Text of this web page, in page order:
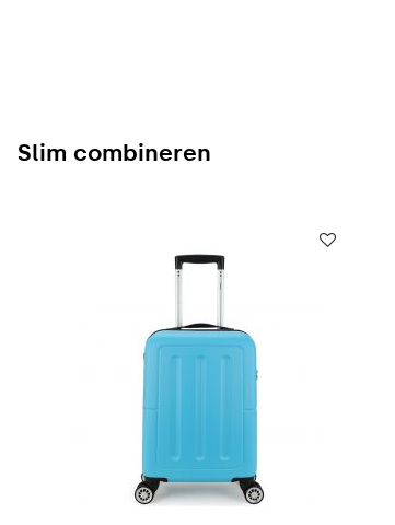
Slim combineren